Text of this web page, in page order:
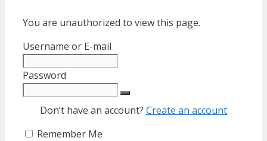
You are unauthorized to view this page.
Username or E-mail
Password
Don’t have an account? Create an account
Remember Me